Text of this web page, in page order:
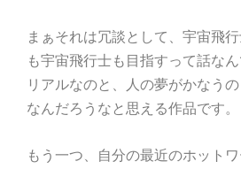
まぁそれは冗談として、宇宙飛
も宇宙飛行士も目指すって話な
リアルなのと、人の夢がかなう
なんだろうなと思える作品です。
もう一つ、自分の最近のホット